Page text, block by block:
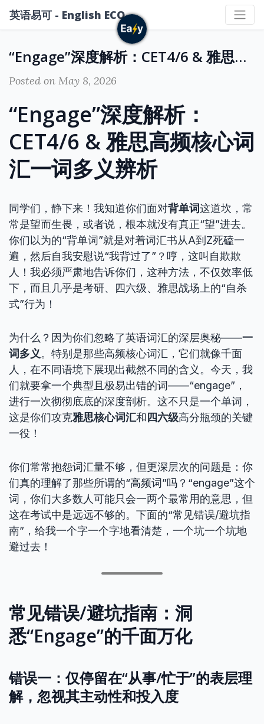
英语易可 - English ECO
“Engage”深度解析：CET4/6 & 雅思高频核心词汇一词多义辨析
Posted on May 8, 2026
“Engage”深度解析：
CET4/6 & 雅思高频核心词
汇一词多义辨析
同学们，静下来！我知道你们面对背单词这道坎，常
常是望而生畏，或者说，根本就没有真正“望”进去。
你们以为的“背单词”就是对着词汇书从A到Z死磕一
遍，然后自我安慰说“我背过了”？哼，这叫自欺欺
人！我必须严肃地告诉你们，这种方法，不仅效率低
下，而且几乎是考研、四六级、雅思战场上的“自杀
式”行为！
为什么？因为你们忽略了英语词汇的深层奥秘——一
词多义。特别是那些高频核心词汇，它们就像千面
人，在不同语境下展现出截然不同的含义。今天，我
们就要拿一个典型且极易出错的词——“engage”，
进行一次彻彻底底的深度剖析。这不只是一个单词，
这是你们攻克雅思核心词汇和 四六级高分瓶颈的关键
一役！
你们常常抱怨词汇量不够，但更深层次的问题是：你
们真的理解了那些所谓的“高频词”吗？“engage”这个
词，你们大多数人可能只会一两个最常用的意思，但
这在考试中是远远不够的。下面的“常见错误/避坑指
南”，给我一个字一个字地看清楚，一个坑一个坑地
避过去！
常见错误/避坑指南：洞
悉“Engage”的千面万化
错误一：仅停留在“从事/忙于”的表层理
解，忽视其主动性和投入度